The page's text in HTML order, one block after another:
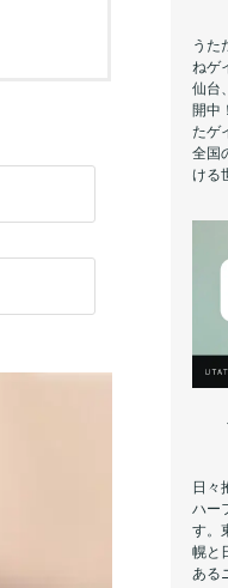
うた
ねゲ
仙台
開中
たゲ
全国
ける
日々
ハー
す。
幌と
ある